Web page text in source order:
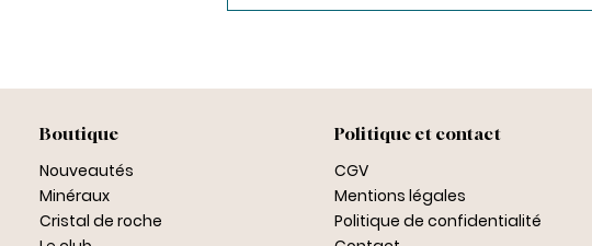
Boutique
Nouveautés
Minéraux
Cristal de roche
Politique et contact
CGV
Mentions légales
Politique de confidentialité